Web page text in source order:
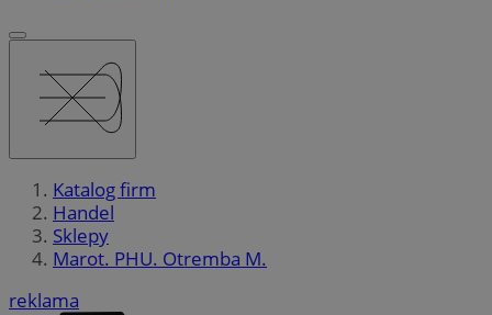
Katalog firm
Handel
Sklepy
Marot. PHU. Otremba M.
reklama